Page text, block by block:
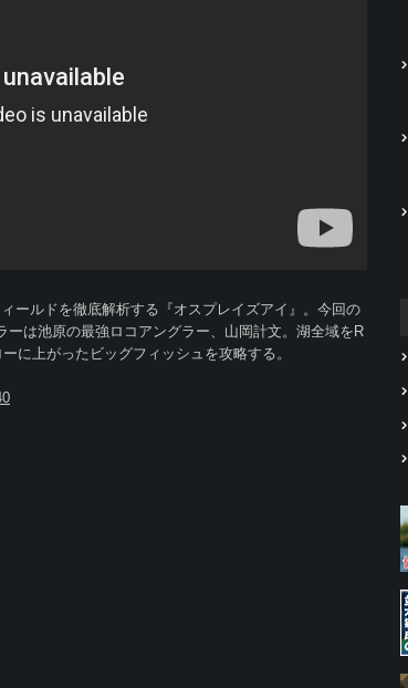
ールドを徹底解析する『オスプレイズアイ』。今回の
ーは池原の最強ロコアングラー、山岡計文。湖全域をR
に上がったビッグフィッシュを攻略する。